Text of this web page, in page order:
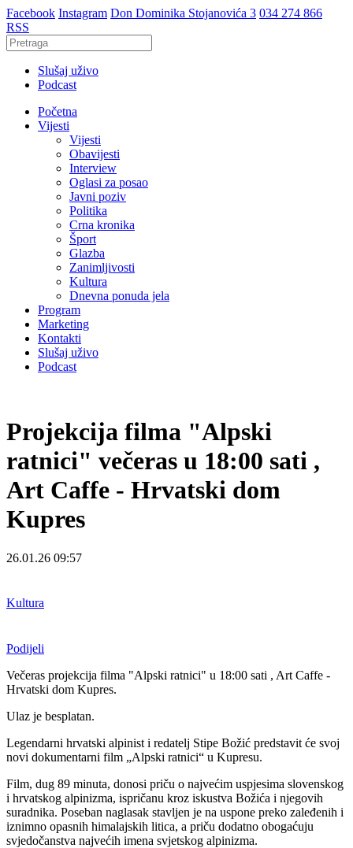
Facebook Instagram Don Dominika Stojanovića 3 034 274 866
RSS
Slušaj uživo
Podcast
Početna
Vijesti
Vijesti
Obavijesti
Interview
Oglasi za posao
Javni poziv
Politika
Crna kronika
Šport
Glazba
Zanimljivosti
Kultura
Dnevna ponuda jela
Program
Marketing
Kontakti
Slušaj uživo
Podcast
Projekcija filma "Alpski
ratnici" večeras u 18:00 sati ,
Art Caffe - Hrvatski dom
Kupres
26.01.26 09:57
Kultura
Podijeli
Večeras projekcija filma "Alpski ratnici" u 18:00 sati , Art Caffe -
Hrvatski dom Kupres.
Ulaz je besplatan.
Legendarni hrvatski alpinist i redatelj Stipe Božić predstavit će svoj
novi dokumentarni film „Alpski ratnici“ u Kupresu.
Film, dug 89 minuta, donosi priču o najvećim uspjesima slovenskog
i hrvatskog alpinizma, ispričanu kroz iskustva Božića i njegovih
suradnika. Poseban naglasak stavljen je na uspone preko zaleđenih i
iznimno opasnih himalajskih litica, a priču dodatno obogaćuju
svjedočanstva najvećih imena svjetskog alpinizma.